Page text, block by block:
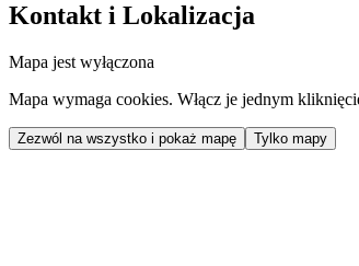
Kontakt i Lokalizacja
Mapa jest wyłączona
Mapa wymaga cookies. Włącz je jednym
Zezwól na wszystko i pokaż mapę Tylko mapy